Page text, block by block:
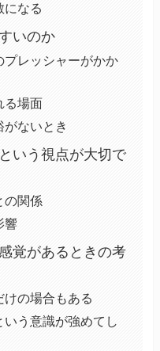
になる
いのか
レッシャーがかか
る場面
ないとき
いう視点が大切で
の関係
響
覚があるときの考
けの場合もある
いう意識が強めてし